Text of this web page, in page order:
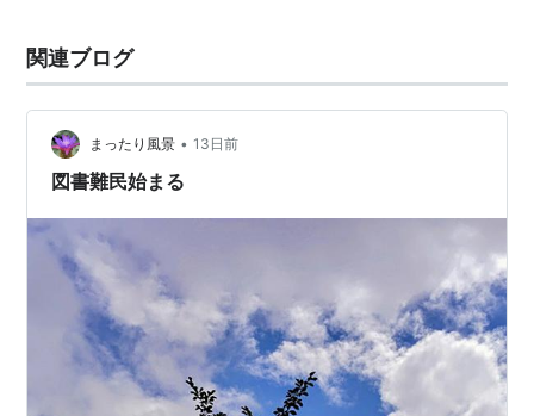
関連ブログ
まったり風景 • 13日前
図書難民始まる